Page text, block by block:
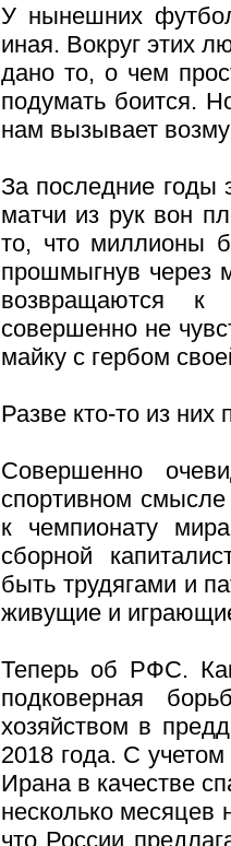
У нынешних
иная. Вокруг этих
дано то, о чем
подумать боится.
нам вызывает
За последние годы
матчи из рук вон
то, что миллионы
прошмыгнув через
возвращаются
совершенно не
майку с гербом
Разве кто-то из
Совершенно
спортивном
к чемпионату
сборной
быть трудягами и
живущие и
Теперь об РФС.
подковерная
хозяйством в
2018 года. С учетом
Ирана в качестве
несколько месяцев
что России